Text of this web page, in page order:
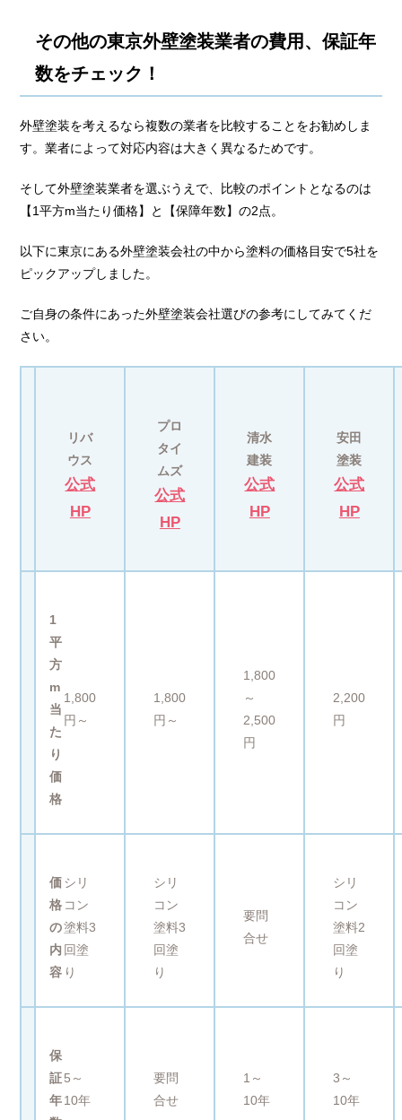
その他の東京外壁塗装業者の費用、保証年
数をチェック！
外壁塗装を考えるなら複数の業者を比較することをお勧めしま
す。業者によって対応内容は大きく異なるためです。
そして外壁塗装業者を選ぶうえで、比較のポイントとなるのは
【1平方m当たり価格】と【保障年数】の2点。
以下に東京にある外壁塗装会社の中から塗料の価格目安で5社を
ピックアップしました。
ご自身の条件にあった外壁塗装会社選びの参考にしてみてくだ
さい。
リバ
ウス
公式
HP
プロ
タイ
ムズ
公式
HP
清水
建装
公式
HP
安田
塗装
公式
HP
1
平
方
m
当
た
り
価
格
1,800
円～
1,800
円～
1,800
～
2,500
円
2,200
円
価
格
の
内
容
シリ
コン
塗料3
回塗
り
シリ
コン
塗料3
回塗
り
要問
合せ
シリ
コン
塗料2
回塗
り
保
証
年
5～
10年
要問
合せ
1～
10年
3～
10年